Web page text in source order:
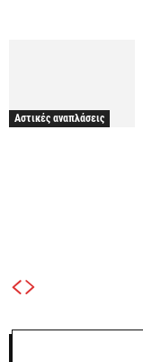
Αστικές αναπλάσεις